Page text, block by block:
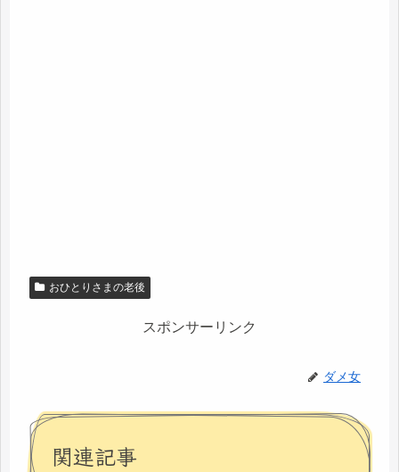
おひとりさまの老後
スポンサーリンク
ダメ女
関連記事